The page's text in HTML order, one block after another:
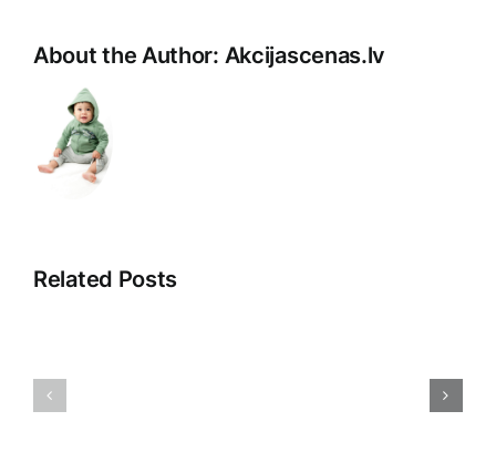
About the Author: Akcijascenas.lv
Related Posts
Māksla